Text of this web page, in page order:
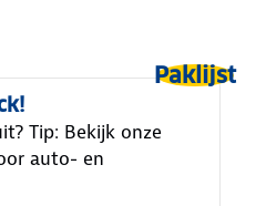
Paklijst
Tip: Bekijk onze
auto- en